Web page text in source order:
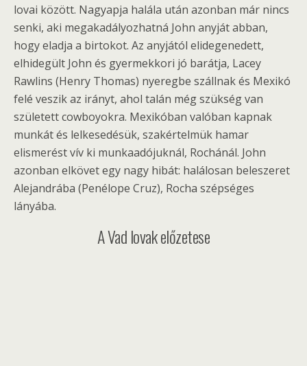
lovai között. Nagyapja halála után azonban már nincs
senki, aki megakadályozhatná John anyját abban,
hogy eladja a birtokot. Az anyjától elidegenedett,
elhidegült John és gyermekkori jó barátja, Lacey
Rawlins (Henry Thomas) nyeregbe szállnak és Mexikó
felé veszik az irányt, ahol talán még szükség van
született cowboyokra. Mexikóban valóban kapnak
munkát és lelkesedésük, szakértelmük hamar
elismerést vív ki munkaadójuknál, Rochánál. John
azonban elkövet egy nagy hibát: halálosan beleszeret
Alejandrába (Penélope Cruz), Rocha szépséges
lányába.
A Vad lovak előzetese